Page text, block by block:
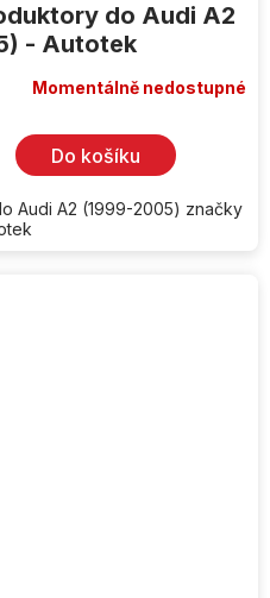
do Audi A2
- Autotek
Momentálně nedostupné
Do košíku
Audi A2 (1999-2005) značky